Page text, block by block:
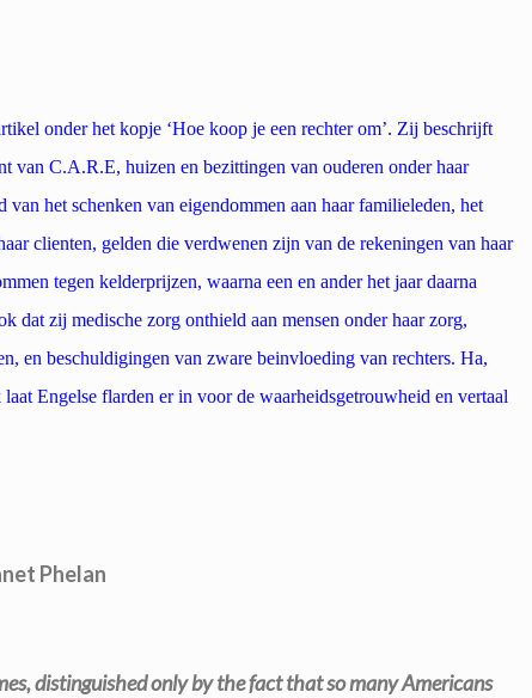
onder het kopje ‘Hoe koop je een rechter om’. Zij beschrijft
van C.A.R.E, huizen en bezittingen van ouderen onder haar
het schenken van eigendommen aan haar familieleden, het
clienten, gelden die verdwenen zijn van de rekeningen van haar
tegen kelderprijzen, waarna een en ander het jaar daarna
dat zij medische zorg onthield aan mensen onder haar zorg,
en beschuldigingen van zware beinvloeding van rechters. Ha,
Engelse flarden er in voor de waarheidsgetrouwheid en vertaal
Phelan
distinguished only by the fact that so many Americans